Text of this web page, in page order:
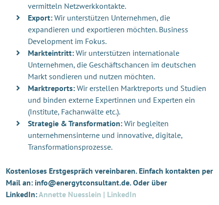
vermitteln Netzwerkkontakte.
Export: Wir unterstützen Unternehmen, die
expandieren und exportieren möchten. Business
Development im Fokus.
Markteintritt: Wir unterstützen internationale
Unternehmen, die Geschäftschancen im deutschen
Markt sondieren und nutzen möchten.
Marktreports: Wir erstellen Marktreports und Studien
und binden externe Expertinnen und Experten ein
(Institute, Fachanwälte etc.).
Strategie & Transformation: Wir begleiten
unternehmensinterne und innovative, digitale,
Transformationsprozesse.
Kostenloses Erstgespräch vereinbaren. Einfach kontakten per
Mail an: info@energytconsultant.de. Oder über
LinkedIn:Annette Nuesslein | LinkedIn